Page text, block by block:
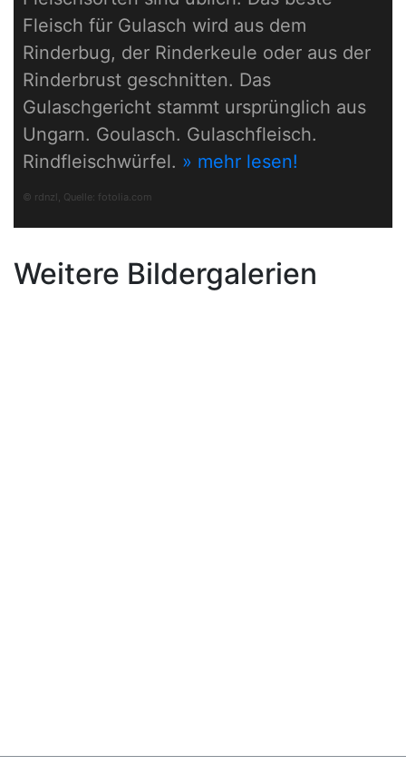
Fleisch für Gulasch wird aus dem
Rinderbug, der Rinderkeule oder aus der
Rinderbrust geschnitten. Das
Gulaschgericht stammt ursprünglich aus
Ungarn. Goulasch. Gulaschfleisch.
Rindfleischwürfel. » mehr lesen!
© rdnzl, Quelle: fotolia.com
Weitere Bildergalerien